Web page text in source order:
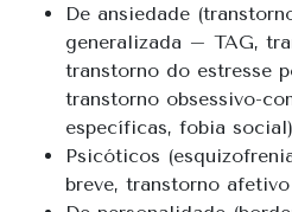
De ansiedade
generalizada – TAG,
transtorno do estresse
transtorno obsessivo-
específicas, fobia
Psicóticos
breve, transtorno